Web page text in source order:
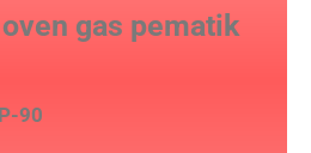
gas pematik
90